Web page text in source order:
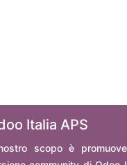
Italia APS
scopo è